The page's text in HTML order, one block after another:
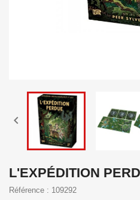

L'EXPÉDITION
Référence : 109292